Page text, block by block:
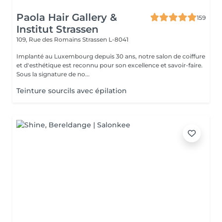
Paola Hair Gallery &
Institut Strassen
159
109, Rue des Romains Strassen L-8041
Implanté au Luxembourg depuis 30 ans, notre salon de coiffure
et d'esthétique est reconnu pour son excellence et savoir-faire.
Sous la signature de no...
Teinture sourcils avec épilation